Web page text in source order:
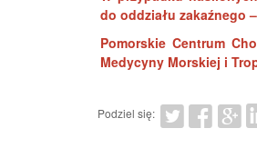
do oddziału zakaźnego
Pomorskie Centrum
Medycyny Morskiej i
Podziel się: